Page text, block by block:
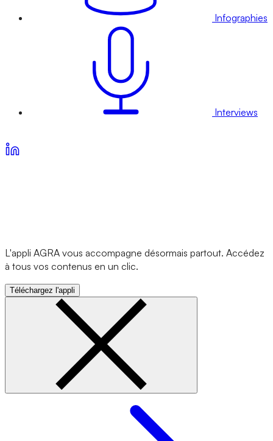
Infographies
Interviews
L'appli AGRA vous accompagne désormais partout. Accédez
à tous vos contenus en un clic.
Téléchargez l'appli